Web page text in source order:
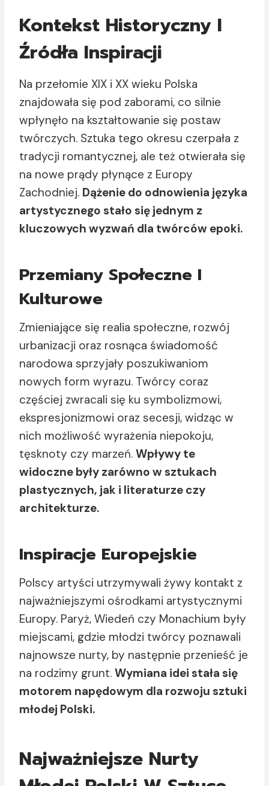
Kontekst Historyczny I
Źródła Inspiracji
Na przełomie XIX i XX wieku Polska
znajdowała się pod zaborami, co silnie
wpłynęło na kształtowanie się postaw
twórczych. Sztuka tego okresu czerpała z
tradycji romantycznej, ale też otwierała się
na nowe prądy płynące z Europy
Zachodniej. Dążenie do odnowienia języka
artystycznego stało się jednym z
kluczowych wyzwań dla twórców epoki.
Przemiany Społeczne I
Kulturowe
Zmieniające się realia społeczne, rozwój
urbanizacji oraz rosnąca świadomość
narodowa sprzyjały poszukiwaniom
nowych form wyrazu. Twórcy coraz
częściej zwracali się ku symbolizmowi,
ekspresjonizmowi oraz secesji, widząc w
nich możliwość wyrażenia niepokoju,
tęsknoty czy marzeń. Wpływy te
widoczne były zarówno w sztukach
plastycznych, jak i literaturze czy
architekturze.
Inspiracje Europejskie
Polscy artyści utrzymywali żywy kontakt z
najważniejszymi ośrodkami artystycznymi
Europy. Paryż, Wiedeń czy Monachium były
miejscami, gdzie młodzi twórcy poznawali
najnowsze nurty, by następnie przenieść je
na rodzimy grunt. Wymiana idei stała się
motorem napędowym dla rozwoju sztuki
młodej Polski.
Najważniejsze Nurty